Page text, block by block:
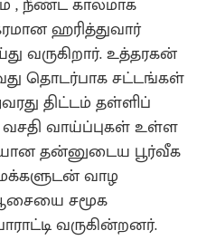
ஹரித்துவார்
வருகிறார். உத்தரகன்
தொடர்பாக சட்டங்கள்
திட்டம் தள்ளிப்
வாய்ப்புகள் உள்ள
தன்னுடைய பூர்வீக
மக்களுடன் வாழ
சமூக
வருகின்றனர்.